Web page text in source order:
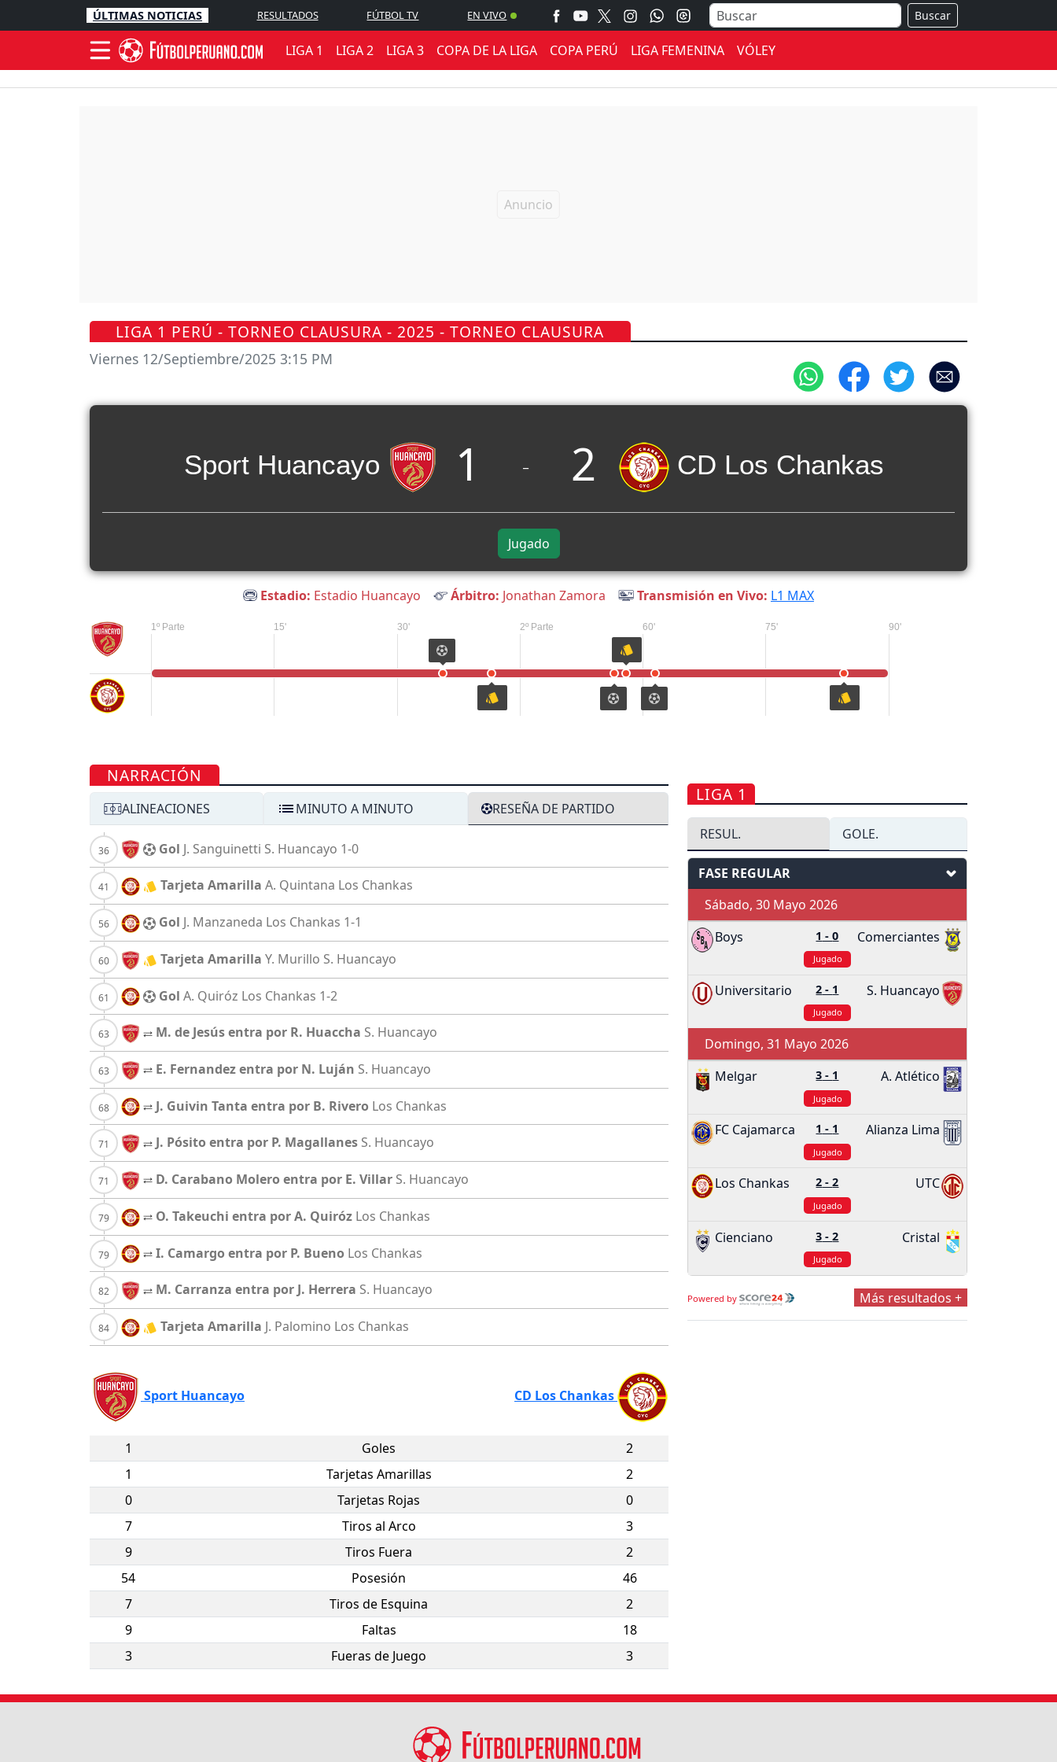
ÚLTIMAS NOTICIAS RESULTADOS FÚTBOL TV EN VIVO Buscar
LIGA 1 LIGA 2 LIGA 3 COPA DE LA LIGA COPA PERÚ LIGA FEMENINA VÓLEY
LIGA 1 PERÚ - TORNEO CLAUSURA - 2025 - TORNEO CLAUSURA
Viernes 12/Septiembre/2025 3:15 PM
Sport Huancayo 1 2 CD Los Chankas
Jugado
Estadio: Estadio Huancayo Árbitro: Jonathan Zamora Transmisión en Vivo: L1 MAX
1º Parte 15' 30' 2º Parte 60' 75' 90'
NARRACIÓN
ALINEACIONES MINUTO A MINUTO RESEÑA DE PARTIDO
Gol J. Sanguinetti S. Huancayo 1-0
Tarjeta Amarilla A. Quintana Los Chankas
Gol J. Manzaneda Los Chankas 1-1
Tarjeta Amarilla Y. Murillo S. Huancayo
Gol A. Quiróz Los Chankas 1-2
M. de Jesús entra por R. Huaccha S. Huancayo
E. Fernandez entra por N. Luján S. Huancayo
J. Guivin Tanta entra por B. Rivero Los Chankas
J. Pósito entra por P. Magallanes S. Huancayo
D. Carabano Molero entra por E. Villar S. Huancayo
O. Takeuchi entra por A. Quiróz Los Chankas
I. Camargo entra por P. Bueno Los Chankas
M. Carranza entra por J. Herrera S. Huancayo
Tarjeta Amarilla J. Palomino Los Chankas
Sport Huancayo CD Los Chankas
1 Goles
2
1
Tarjetas Amarillas
2
0
Tarjetas Rojas
0
7
Tiros al Arco
3
9
Tiros Fuera
2
54
Posesión
46
7
Tiros de Esquina
2
9
Faltas
18
3
Fueras de Juego 3
LIGA 1
RESUL. GOLE.
FASE REGULAR
Sábado, 30 Mayo 2026
Boys
1 -0 Comerciantes
Jugado
Universitario 2 - 1 S. Huancayo
Jugado
Domingo, 31 Mayo 2026
Melgar
3 - 1 A. Atlético
Jugado
FC Cajamarca 1 - 1 Alianza Lima
Jugado
Los Chankas 2 -2 UTC
Jugado
Cienciano 3 -2 Cristal
Jugado
Powered by Más resultados +